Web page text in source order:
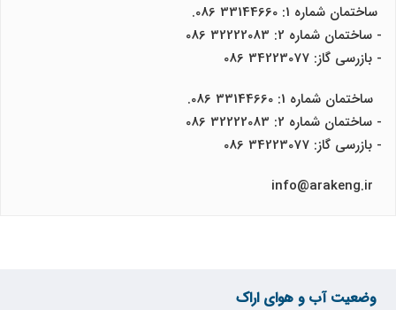
ساختمان شماره 1: 33144660 086.
- ساختمان شماره 2: 32222083 086
- بازرسی گاز: 34223077 086
ساختمان شماره 1: 33144660 086.
- ساختمان شماره 2: 32222083 086
- بازرسی گاز: 34223077 086
وضعیت آب و هوای اراک